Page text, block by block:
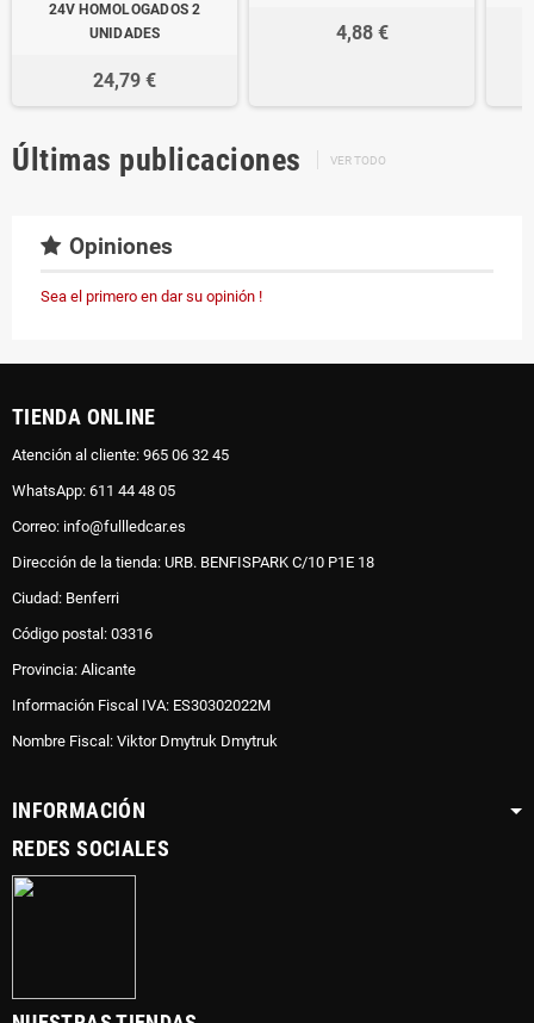
24V HOMOLOGADOS 2
UNIDADES
24,79 €
4,88 €
Últimas publicaciones VER TODO
Opiniones
Sea el primero en dar su opinión !
TIENDA ONLINE
Atención al cliente: 965 06 32 45
WhatsApp: 611 44 48 05
Correo: info@fullledcar.es
Dirección de la tienda: URB. BENFISPARK C/10 P1E 18
Ciudad: Benferri
Código postal: 03316
Provincia: Alicante
Información Fiscal IVA: ES30302022M
Nombre Fiscal: Viktor Dmytruk Dmytruk
INFORMACIÓN
REDES SOCIALES